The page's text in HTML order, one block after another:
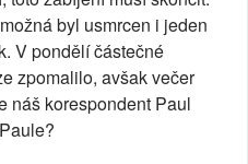
byl usmrcen i jeden
V pondělí částečné
zpomalilo, avšak večer
náš korespondent Paul